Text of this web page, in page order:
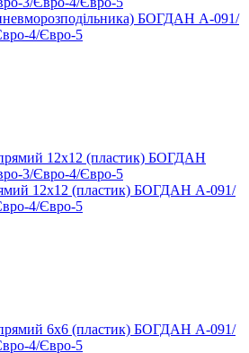
БОГДАН А-091/
4/Євро-5
12х12 (пластик) БОГДАН А-091/
4/Євро-5